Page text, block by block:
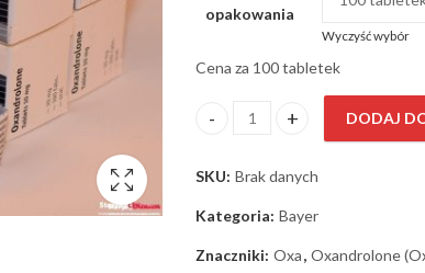
opakowania
Wyczyść wybór
Cena za 100 tabletek
Oxandrolone (Oxa) Bayer ilość
DODAJ
SKU: Brak danych
Kategoria: Bayer
Znaczniki: Oxa, Oxandrolone